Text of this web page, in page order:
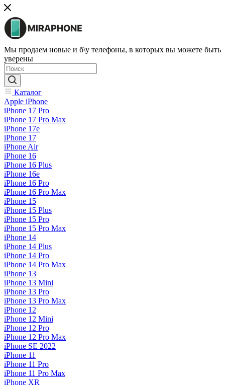
Мы продаем новые и б\у телефоны, в которых вы можете быть
уверены
Каталог
Apple iPhone
iPhone 17 Pro
iPhone 17 Pro Max
iPhone 17e
iPhone 17
iPhone Air
iPhone 16
iPhone 16 Plus
iPhone 16e
iPhone 16 Pro
iPhone 16 Pro Max
iPhone 15
iPhone 15 Plus
iPhone 15 Pro
iPhone 15 Pro Max
iPhone 14
iPhone 14 Plus
iPhone 14 Pro
iPhone 14 Pro Max
iPhone 13
iPhone 13 Mini
iPhone 13 Pro
iPhone 13 Pro Max
iPhone 12
iPhone 12 Mini
iPhone 12 Pro
iPhone 12 Pro Max
iPhone SE 2022
iPhone 11
iPhone 11 Pro
iPhone 11 Pro Max
iPhone XR